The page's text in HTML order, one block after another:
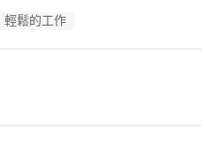
輕鬆的工作